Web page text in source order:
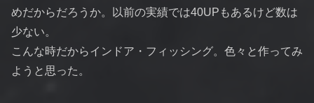
めだからだろうか。以前の実績では40UPもあるけど数は
少ない。
こんな時だからインドア・フィッシング。色々と作ってみ
ようと思った。